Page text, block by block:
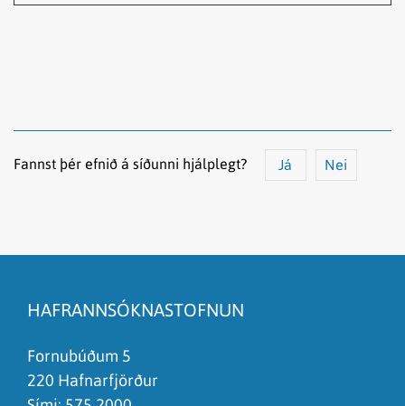
Fannst þér efnið á síðunni hjálplegt? Já Nei
Það er of mikið efni á síðunni
Ég skil ekki efnið, finnst það of flókið
HAFRANNSÓKNASTOFNUN
Fornubúðum 5
220 Hafnarfjörður